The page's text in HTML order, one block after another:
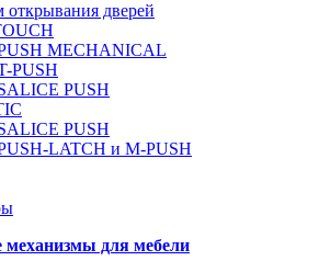
дверей
MECHANICAL
PUSH
PUSH
PUSH
LATCH и M-PUSH
механизмы для мебели